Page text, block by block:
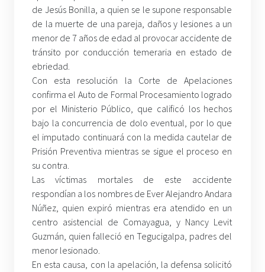
de Jesús Bonilla, a quien se le supone responsable
de la muerte de una pareja, daños y lesiones a un
menor de 7 años de edad al provocar accidente de
tránsito por conducción temeraria en estado de
ebriedad.
Con esta resolución la Corte de Apelaciones
confirma el Auto de Formal Procesamiento logrado
por el Ministerio Público, que calificó los hechos
bajo la concurrencia de dolo eventual, por lo que
el imputado continuará con la medida cautelar de
Prisión Preventiva mientras se sigue el proceso en
su contra.
Las víctimas mortales de este accidente
respondían a los nombres de Ever Alejandro Andara
Núñez, quien expiró mientras era atendido en un
centro asistencial de Comayagua, y Nancy Levit
Guzmán, quien falleció en Tegucigalpa, padres del
menor lesionado.
En esta causa, con la apelación, la defensa solicitó